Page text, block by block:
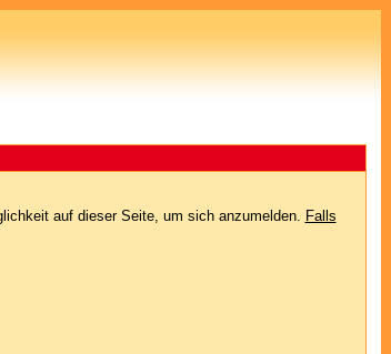
auf dieser Seite, um sich anzumelden. Falls